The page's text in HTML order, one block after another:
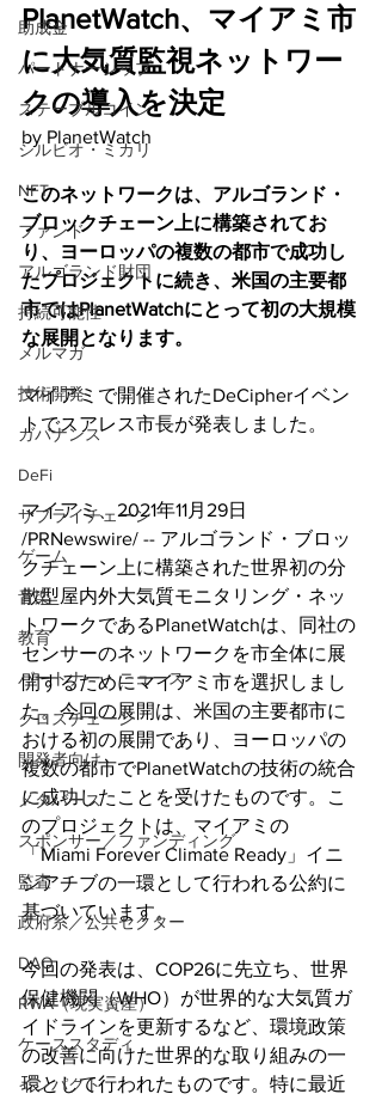
助成金
パートナーシップ
ステーブルコイン
シルビオ・ミカリ
NFT
ファンド
アルゴランド財団
持続可能性
メルマガ
技術開発
ガバナンス
DeFi
サプライチェーン
ゲーム
音楽
教育
パートナー・ニュース
クロスチェーン
開発者向け
メタバース
スポンサー／ファンディング
監査
政府系／公共セクター
DAO
RWA（現実資産）
ケーススタディ
インパクト
PlanetWatch、マイアミ市
に大気質監視ネットワー
クの導入を決定
by PlanetWatch
このネットワークは、アルゴランド・
ブロックチェーン上に構築されてお
り、ヨーロッパの複数の都市で成功し
たプロジェクトに続き、米国の主要都
市ではPlanetWatchにとって初の大規模
な展開となります。
マイアミで開催されたDeCipherイベン
トでスアレス市長が発表しました。
マイアミ、2021年11月29日
/PRNewswire/ -- アルゴランド・ブロッ
クチェーン上に構築された世界初の分
散型屋内外大気質モニタリング・ネッ
トワークであるPlanetWatchは、同社の
センサーのネットワークを市全体に展
開するためにマイアミ市を選択しまし
た。今回の展開は、米国の主要都市に
おける初の展開であり、ヨーロッパの
複数の都市でPlanetWatchの技術の統合
に成功したことを受けたものです。こ
のプロジェクトは、マイアミの
「Miami Forever Climate Ready」イニ
シアチブの一環として行われる公約に
基づいています。
今回の発表は、COP26に先立ち、世界
保健機関（WHO）が世界的な大気質ガ
イドラインを更新するなど、環境政策
の改善に向けた世界的な取り組みの一
環として行われたものです。特に最近